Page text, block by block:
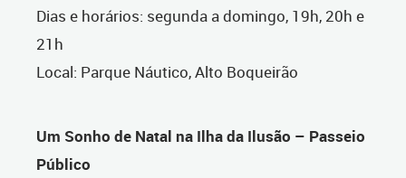
Dias e horários: segunda a domingo, 19h, 20h e
21h
Local: Parque Náutico, Alto Boqueirão
Um Sonho de Natal na Ilha da Ilusão – Passeio
Público